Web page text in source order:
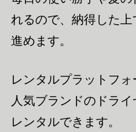
れるので、納得した
進めます。
レンタルプラットフォ
人気ブランドのドラ
レンタルできます。